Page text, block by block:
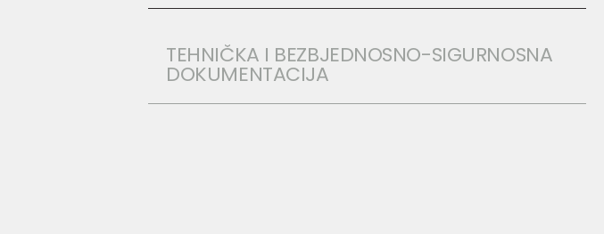
TEHNIČKA I BEZBJEDNOSNO-SIGURNOSNA
DOKUMENTACIJA